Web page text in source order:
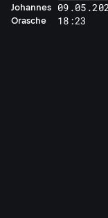
Johannes
Orasche
18:23